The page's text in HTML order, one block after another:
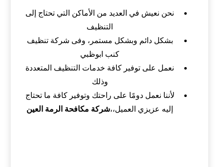
نحن نعيش في العديد من الأماكن التي تحتاج إلى
التنظيف
بشكل دائم وبشكل مستمر، وفى شركة تنظيف
كنب ابوظبي
نعمل على توفير كافة خدمات التنظيف المتعددة
وذلك
لأننا نعمل دومًا على راحتك وتوفير كافة ما تحتاج
إليه عزيزي العميل،،شركة مكافحة الرمة العين